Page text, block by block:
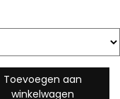
Toevoegen aan
winkelwagen